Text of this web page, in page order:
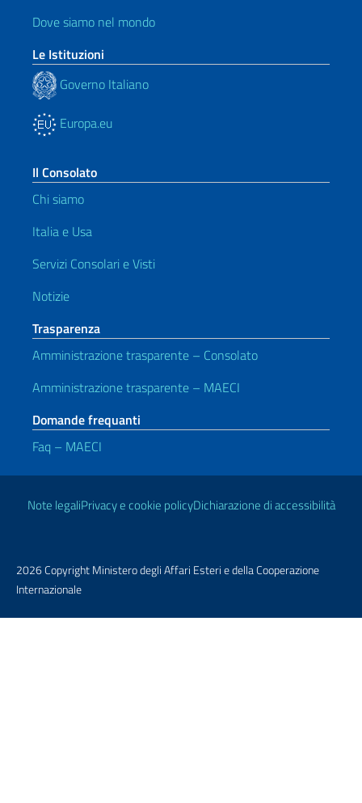
Dove siamo nel mondo
Le Istituzioni
Governo Italiano
Europa.eu
Il Consolato
Chi siamo
Italia e Usa
Servizi Consolari e Visti
Notizie
Trasparenza
Amministrazione trasparente – Consolato
Amministrazione trasparente – MAECI
Domande frequanti
Faq – MAECI
Link Utili
Note legaliPrivacy e cookie policyDichiarazione di accessibilità
2026 Copyright Ministero degli Affari Esteri e della Cooperazione
Internazionale